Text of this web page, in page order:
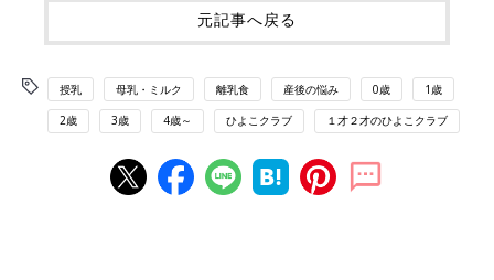
元記事へ戻る
授乳 母乳・ミルク 離乳食 産後の悩み 0歳 1歳
2歳 3歳 4歳～ ひよこクラブ １才２才のひよこクラブ